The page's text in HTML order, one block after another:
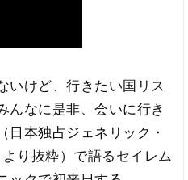
けど、行きたい国リス
んなに是非、会いに行き
日本独占ジェネリック・
り抜粋）で語るセイレム